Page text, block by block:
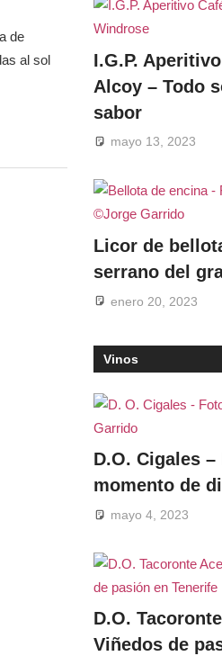
de
al sol
I.G.P.
Alcoy – Todo
sabor
mayo 13, 2023
Licor de
serrano del
enero 20, 2023
Vinos
D.O. Cigales –
momento de
mayo 4, 2023
D.O.
Viñedos de